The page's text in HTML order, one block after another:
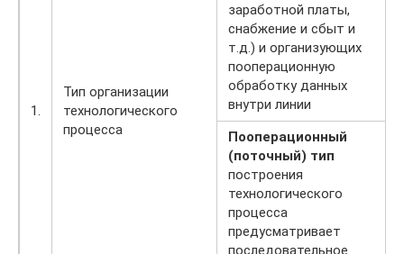
1.
Тип организации
технологического
процесса
заработной платы,
снабжение и сбыт и
т.д.) и организующих
пооперационную
обработку данных
внутри линии
Пооперационный
(поточный) тип
построения
технологического
процесса
предусматривает
последовательное